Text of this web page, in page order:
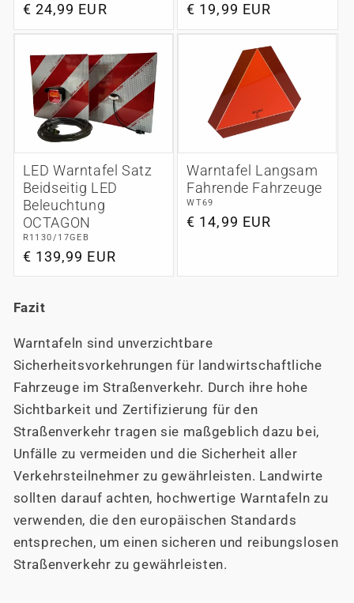
Normaler
Preis
€ 24,99 EUR
Normaler
Preis
€ 19,99 EUR
LED Warntafel Satz
Beidseitig LED
Beleuchtung
OCTAGON
R1130/17GEB
Normaler
Preis
€ 139,99 EUR
Warntafel Langsam
Fahrende Fahrzeuge
WT69
Normaler
€ 14,99 EUR
Fazit
Warntafeln sind unverzichtbare
Sicherheitsvorkehrungen für landwirtschaftliche
Fahrzeuge im Straßenverkehr. Durch ihre hohe
Sichtbarkeit und Zertifizierung für den
Straßenverkehr tragen sie maßgeblich dazu bei,
Unfälle zu vermeiden und die Sicherheit aller
Verkehrsteilnehmer zu gewährleisten. Landwirte
sollten darauf achten, hochwertige Warntafeln zu
verwenden, die den europäischen Standards
entsprechen, um einen sicheren und reibungslosen
Straßenverkehr zu gewährleisten.